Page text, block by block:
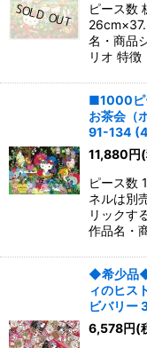
ピース数
名・商品
リオ 特
■1000ピ
お茶会（
91-134
11,880円
ピース数
ネルは別
リックす
作品名・
◆希少品
ィのヒス
ビバリー
6,578円(